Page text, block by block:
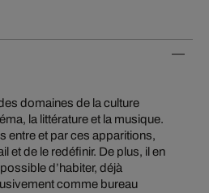
domaines de la culture
la littérature et la musique.
entre et par ces apparitions,
et de le redéfinir. De plus, il en
d’habiter, déjà
comme bureau